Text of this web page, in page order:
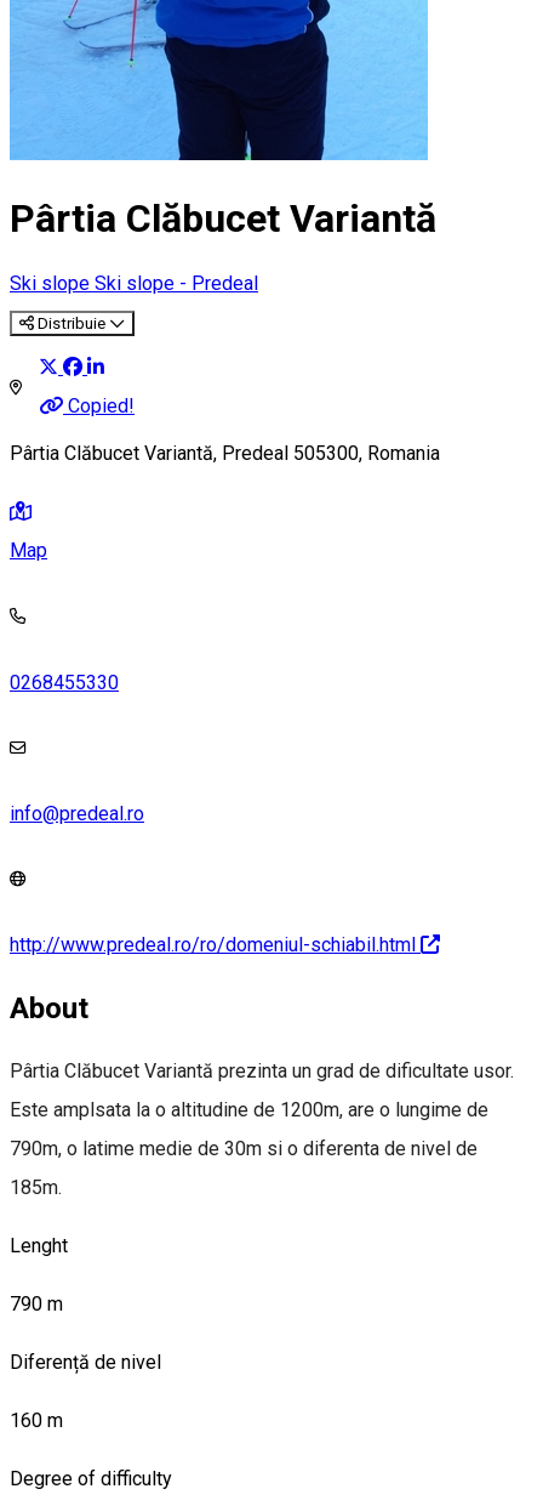
Pârtia Clăbucet Variantă
Ski slope Ski slope - Predeal
Distribuie
Copied!
Pârtia Clăbucet Variantă, Predeal 505300, Romania
Map
0268455330
info@predeal.ro
http://www.predeal.ro/ro/domeniul-schiabil.html
About
Pârtia Clăbucet Variantă prezinta un grad de dificultate usor.
Este amplsata la o altitudine de 1200m, are o lungime de
790m, o latime medie de 30m si o diferenta de nivel de
185m.
Lenght
790 m
Diferență de nivel
160 m
Degree of difficulty